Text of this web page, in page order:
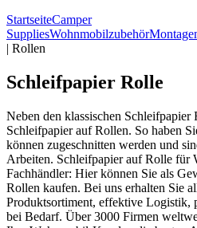
StartseiteCamper
SuppliesWohnmobilzubehör
| Rollen
Schleifpapier Rolle
Neben den klassischen
Schleifpapier auf Rollen. So haben
können zugeschnitten werden und
Arbeiten. Schleifpapier auf Rolle für
Fachhändler: Hier können Sie als
Rollen kaufen. Bei uns erhalten Sie
Produktsortiment, effektive Logistik,
bei Bedarf. Über 3000 Firmen